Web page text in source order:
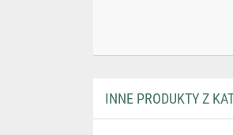
INNE PRODUKTY Z